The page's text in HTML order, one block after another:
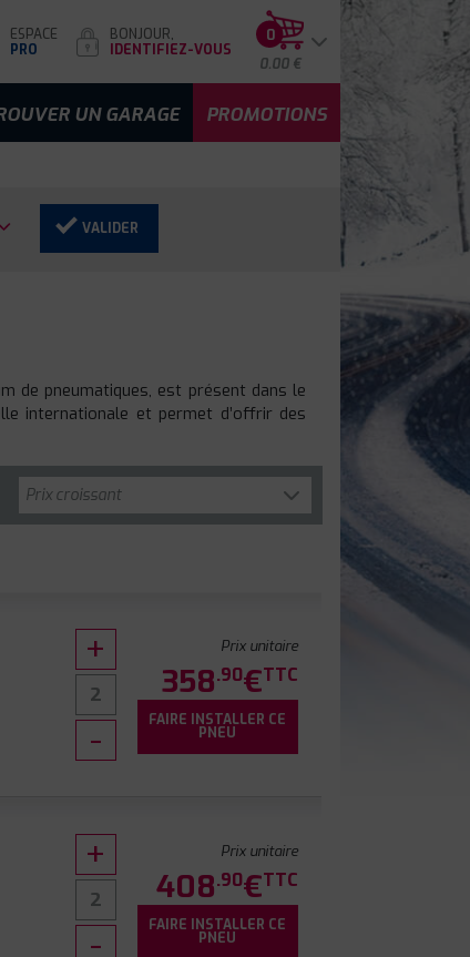
ESPACE
PRO
BONJOUR,
IDENTIFIEZ-VOUS
0
0.00 €
UN GARAGE PROMOTIONS
VALIDER
de pneumatiques, est présent dans le
internationale et permet d’offrir des
Prix unitaire
358.90€TTC
FAIRE INSTALLER CE
PNEU
Prix unitaire
408.90€TTC
FAIRE INSTALLER CE
PNEU